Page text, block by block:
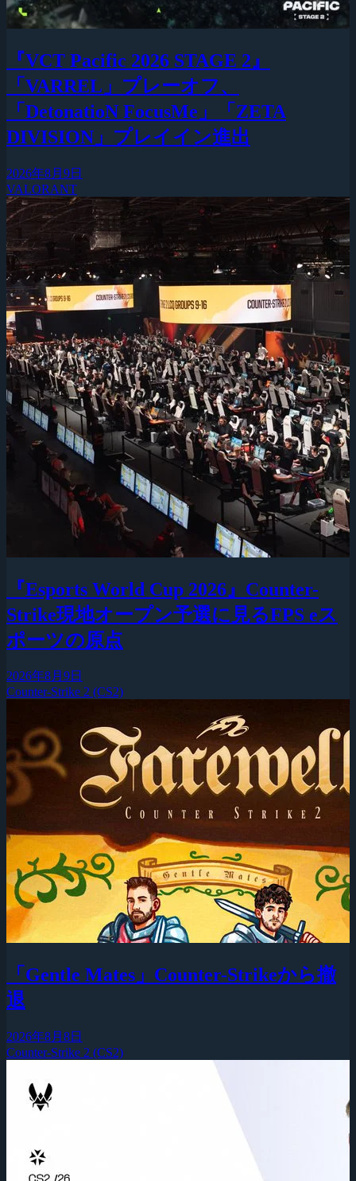
『VCT Pacific 2026 STAGE 2』
「VARREL」プレーオフ、
「DetonatioN FocusMe」「ZETA
DIVISION」プレイイン進出
2026年8月9日
VALORANT
『Esports World Cup 2026』Counter-
Strike現地オープン予選に見るFPS eス
ポーツの原点
2026年8月9日
Counter-Strike 2 (CS2)
「Gentle Mates」Counter-Strikeから撤
退
2026年8月8日
Counter-Strike 2 (CS2)